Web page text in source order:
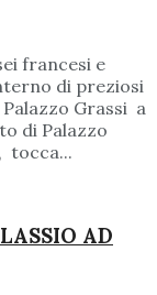
francesi e
di preziosi
Grassi a
di Palazzo
tocca...
AD